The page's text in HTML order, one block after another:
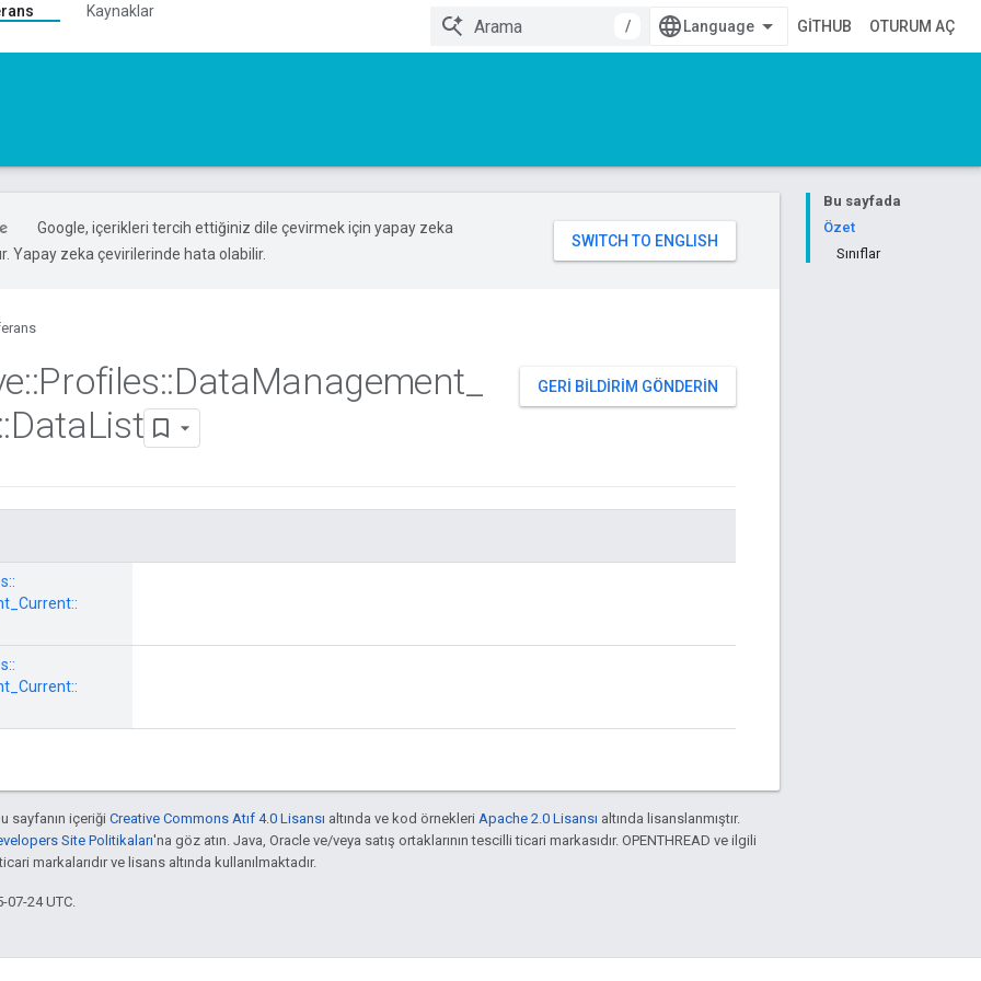
Kaynaklar
/
GITHUB OTURUM AÇ
Bu sayfada
Özet
Sınıflar
Google, içerikleri tercih ettiğiniz dile çevirmek için yapay zeka
Yapay zeka çevirilerinde hata olabilir.
GERI BILDIRIM GÖNDERIN
::Profiles::DataManagement
::DataList
sayfanın içeriği Creative Commons Atıf 4.0 Lisansı altında ve kod örnekleri Apache 2.0 Lisansı altında lisanslanmıştır.
Site Politikaları'na göz atın. Java, Oracle ve/veya satış ortaklarının tescilli ticari markasıdır. OPENTHREAD ve ilgili
markalarıdır ve lisans altında kullanılmaktadır.
07-24 UTC.